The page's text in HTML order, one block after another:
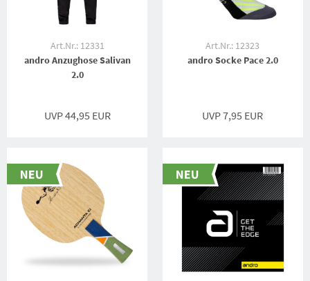
Art.Nr.: 12331
andro Anzughose Salivan
2.0
UVP 44,95 EUR
Art.Nr.: 12323
andro Socke Pace 2.0
UVP 7,95 EUR